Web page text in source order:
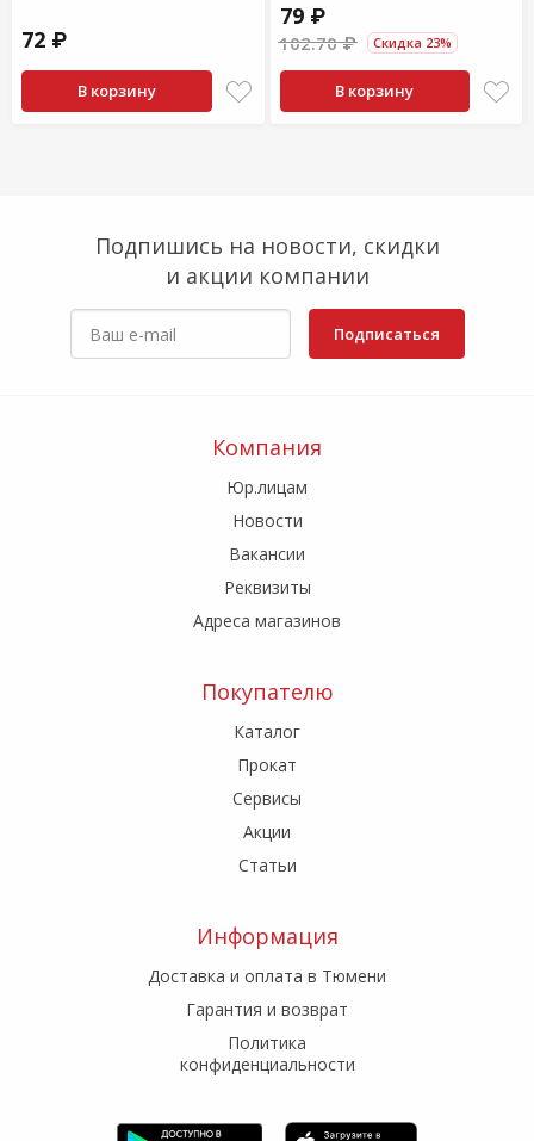
72 ₽
В корзину
79 ₽
102.70 ₽ Скидка 23%
В корзину
Подпишись на новости, скидки
и акции компании
Подписаться
Компания
Юр.лицам
Новости
Вакансии
Реквизиты
Адреса магазинов
Покупателю
Каталог
Прокат
Сервисы
Акции
Статьи
Информация
Доставка и оплата в Тюмени
Гарантия и возврат
Политика
конфиденциальности